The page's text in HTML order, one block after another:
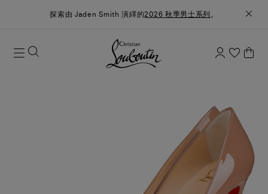
探索由 Jaden Smith 演繹的2026 秋季男士系列 。